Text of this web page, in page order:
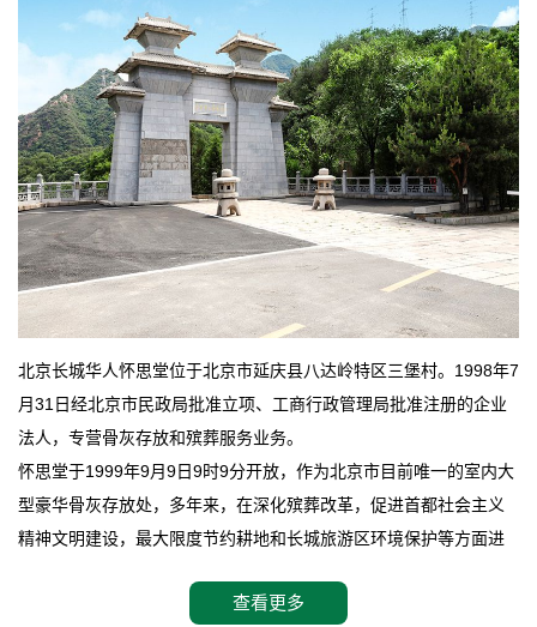
北京长城华人怀思堂位于北京市延庆县八达岭特区三堡村。1998年7
月31日经北京市民政局批准立项、工商行政管理局批准注册的企业
法人，专营骨灰存放和殡葬服务业务。
怀思堂于1999年9月9日9时9分开放，作为北京市目前唯一的室内大
型豪华骨灰存放处，多年来，在深化殡葬改革，促进首都社会主义
精神文明建设，最大限度节约耕地和长城旅游区环境保护等方面进
怀思堂辖区面积15万平方米，整体建筑面积5．8万平方米。主体建
查看更多